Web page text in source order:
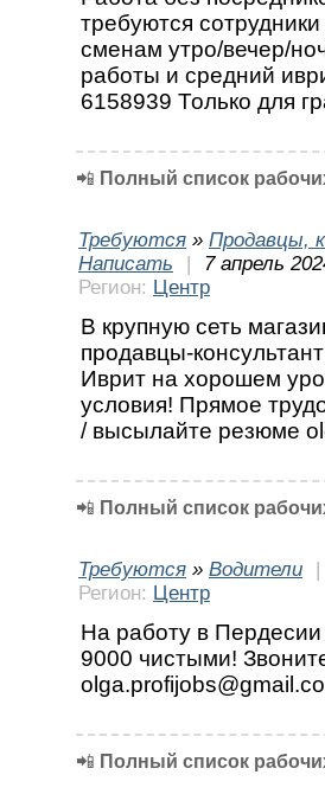
требуются
сменам утро/вечер/
работы и средний
6158939 Только для
📲 Полный список
Требуются » Продавцы,
Написать
|
7 апрель
Регион: Центр
В крупную сеть
продавцы-
Иврит на хорошем
условия! Прямое
/ высылайте резюме
📲 Полный список
Требуются » Водители
|
Регион: Центр
На работу в Пердесии
9000 чистыми!
📲 Полный список